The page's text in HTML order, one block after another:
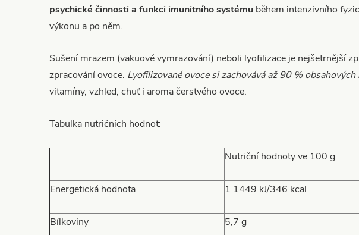
psychické činnosti a funkci imunitního systému během intenzivního
výkonu a po něm.
Sušení mrazem (vakuové vymrazování) neboli lyofilizace je nejšetrnější
zpracování ovoce. Lyofilizované ovoce si zachovává až 90 % obsahových
vitamíny, vzhled, chuť i aroma čerstvého ovoce.
Tabulka nutričních hodnot:
Nutriční hodnoty ve 100 g
Energetická hodnota 1 1449 kJ/346 kcal
Bílkoviny 5,7 g